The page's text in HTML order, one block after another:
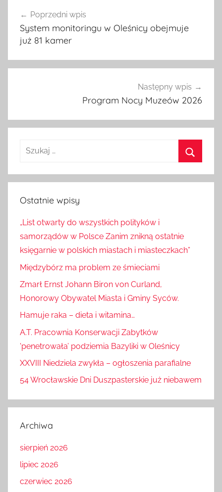
Nawigacja
wpisu
Poprzedni wpis
System monitoringu w Oleśnicy obejmuje
już 81 kamer
Następny wpis
Program Nocy Muzeów 2026
Szukaj:
Szukaj
Ostatnie wpisy
„List otwarty do wszystkich polityków i
samorządów w Polsce Zanim znikną ostatnie
księgarnie w polskich miastach i miasteczkach”
Międzybórz ma problem ze śmieciami
Zmarł Ernst Johann Biron von Curland,
Honorowy Obywatel Miasta i Gminy Syców.
Hamuje raka – dieta i witamina…
A.T. Pracownia Konserwacji Zabytków
'penetrowała’ podziemia Bazyliki w Oleśnicy
XXVIII Niedziela zwykła – ogłoszenia parafialne
54 Wrocławskie Dni Duszpasterskie już niebawem
Archiwa
sierpień 2026
lipiec 2026
czerwiec 2026